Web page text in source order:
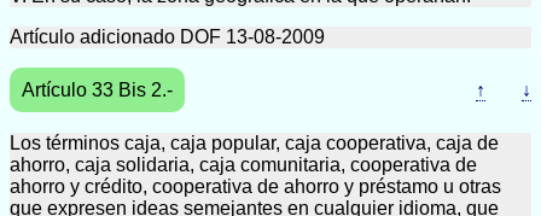
Artículo adicionado DOF 13-08-2009
Artículo 33 Bis 2.- ↑ ↓
Los términos caja, caja popular, caja cooperativa, caja de
ahorro, caja solidaria, caja comunitaria, cooperativa de
ahorro y crédito, cooperativa de ahorro y préstamo u otras
que expresen ideas semejantes en cualquier idioma, que